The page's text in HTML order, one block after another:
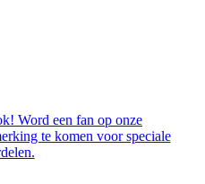
Word een fan op onze
te komen voor speciale